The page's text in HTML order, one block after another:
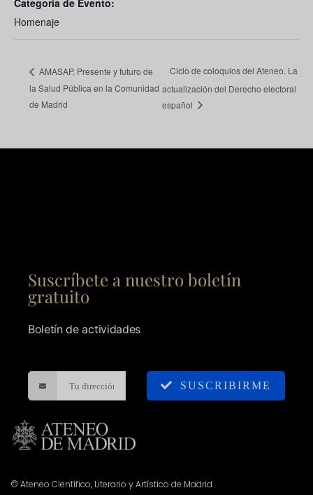
Categoría de Evento:
Homenaje
AMASAP. Presente y futuro de
la Salud Pública en la Comunidad
de Madrid
Ciclo de coloquios del Ateneo. La
actualización del Derecho electoral
español
Suscríbete a nuestro boletín
gratuito
Boletín de actividades
SUSCRIBIRME
© Ateneo Científico, Literario y Artístico de Madrid